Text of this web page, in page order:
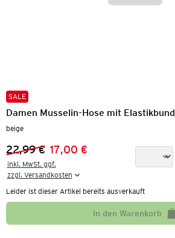
SALE
Damen Musselin-Hose mit Elastikbund
beige
Vorheriger Preis:
22,99 €
Neuer Preis:17,00 €
inkl. MwSt. ggf.
zzgl. Versandkosten
Leider ist dieser Artikel bereits ausverkauft
In den Warenkorb